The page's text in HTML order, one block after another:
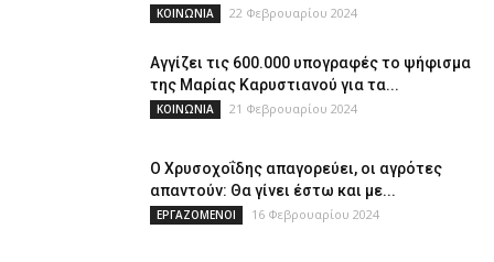
ΚΟΙΝΩΝΙΑ 22 Φεβρουαρίου 2024
Αγγίζει τις 600.000 υπογραφές το ψήφισμα
της Μαρίας Καρυστιανού για τα...
ΚΟΙΝΩΝΙΑ 21 Φεβρουαρίου 2024
Ο Χρυσοχοΐδης απαγορεύει, οι αγρότες
απαντούν: Θα γίνει έστω και με...
ΕΡΓΑΖΟΜΕΝΟΙ 16 Φεβρουαρίου 2024